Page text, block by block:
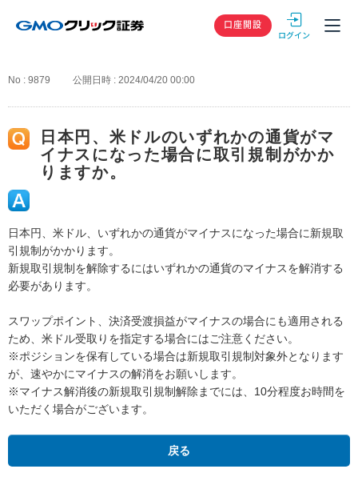
GMOクリック
口座開設
No : 9879 公開日時 : 2024/04/20 00:00
日本円、米ドルのいずれかの通貨がマ
イナスになった場合に取引規制がかか
りますか。
日本円、米ドル、いずれかの通貨がマイナスになった場合に新規取
引規制がかかります。
新規取引規制を解除するにはいずれかの通貨のマイナスを解消する
必要があります。
スワップポイント、決済受渡損益がマイナスの場合にも適用される
ため、米ドル受取りを指定する場合にはご注意ください。
※ポジションを保有している場合は新規取引規制対象外となります
が、速やかにマイナスの解消をお願いします。
※マイナス解消後の新規取引規制解除までには、10分程度お時間を
いただく場合がございます。
戻る